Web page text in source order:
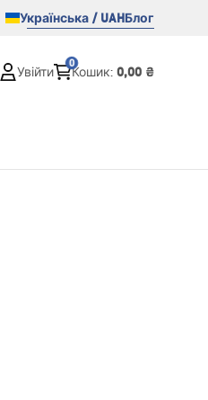
Українська / UAHБлог
Увійти
0
Кошик: 0,00 ₴